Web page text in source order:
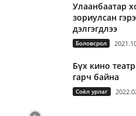
Улаанбаатар
зориулсан
дэлгэгдлээ
Боловсрол
Бүх кино
гарч байна
Соёл урлаг